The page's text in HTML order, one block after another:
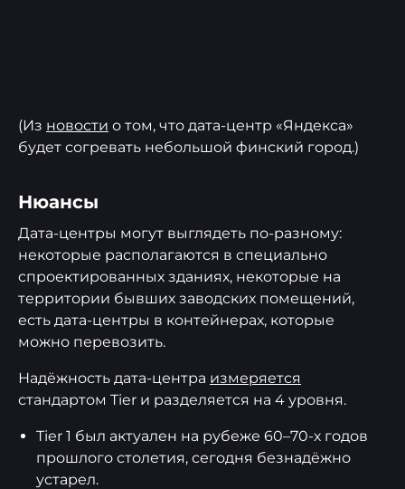
(Из новости о том, что дата-центр «Яндекса»
будет согревать небольшой финский город.)
Нюансы
Дата-центры могут выглядеть по-разному:
некоторые располагаются в специально
спроектированных зданиях, некоторые на
территории бывших заводских помещений,
есть дата-центры в контейнерах, которые
можно перевозить.
Надёжность дата-центра измеряется
стандартом Tier и разделяется на 4 уровня.
Tier 1 был актуален на рубеже 60–70-х годов
прошлого столетия, сегодня безнадёжно
устарел.